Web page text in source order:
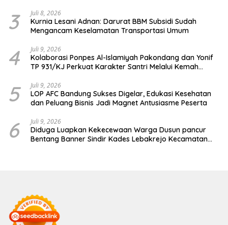
3 Juli 8, 2026
Kurnia Lesani Adnan: Darurat BBM Subsidi Sudah
Mengancam Keselamatan Transportasi Umum
4 Juli 9, 2026
Kolaborasi Ponpes Al-Islamiyah Pakondang dan Yonif
TP 931/KJ Perkuat Karakter Santri Melalui Kemah
5 Juli 9, 2026
LOP AFC Bandung Sukses Digelar, Edukasi Kesehatan
dan Peluang Bisnis Jadi Magnet Antusiasme Peserta
6 Juli 9, 2026
Diduga Luapkan Kekecewaan Warga Dusun pancur
Bentang Banner Sindir Kades Lebakrejo Kecamatan